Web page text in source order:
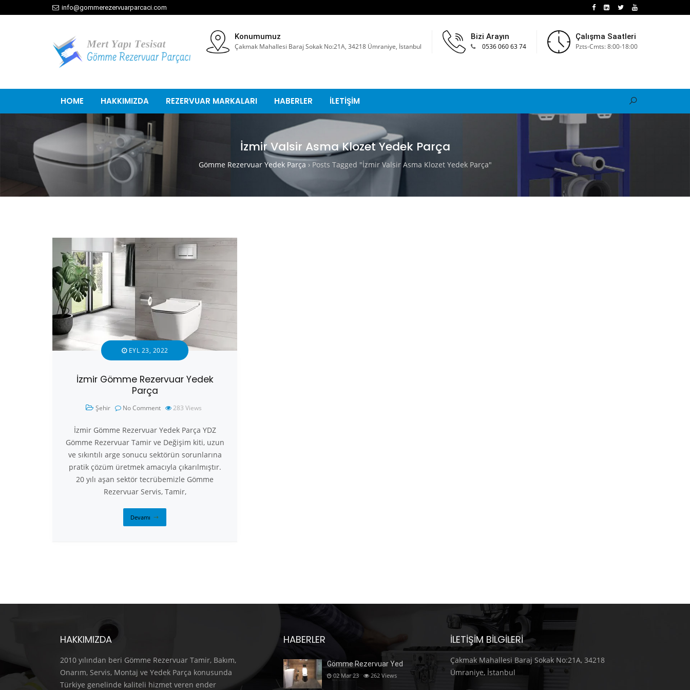
info@gommerezervuarparcaci.com
Konumumuz
Çakmak Mahallesi Baraj Sokak No:21A, 34218 Ümraniye, İstanbul
Bizi Arayın
0536 060 63 74
Çalışma Saatleri
Pzts-Cmts: 8:00-18:00
HOME HAKKIMIZDA REZERVUAR MARKALARI HABERLER İLETİŞİM
İzmir Valsir Asma Klozet Yedek Parça
Gömme Rezervuar Yedek Parça › Posts Tagged "İzmir Valsir Asma Klozet Yedek Parça"
EYL 23, 2022
İzmir Gömme Rezervuar Yedek
Parça
Şehir No Comment 283 Views
İzmir Gömme Rezervuar Yedek Parça YDZ
Gömme Rezervuar Tamir ve Değişim kiti, uzun
ve sıkıntılı arge sonucu sektörün sorunlarına
pratik çözüm üretmek amacıyla çıkarılmıştır.
20 yılı aşan sektör tecrübemizle Gömme
Rezervuar Servis, Tamir,
Devamı
HAKKIMIZDA
2010 yılından beri Gömme Rezervuar Tamir, Bakım,
Onarım, Servis, Montaj ve Yedek Parça konusunda
Türkiye genelinde kaliteli hizmet veren ender
HABERLER
Gömme Rezervuar Yed
02 Mar 23 262 Views
İLETIŞIM BILGILERI
Çakmak Mahallesi Baraj Sokak No:21A, 34218
Ümraniye, İstanbul